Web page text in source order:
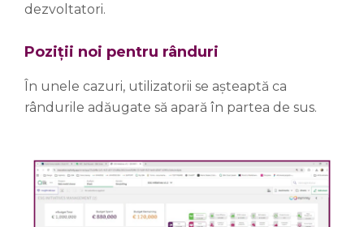
dezvoltatori.
Poziții noi pentru rânduri
În unele cazuri, utilizatorii se așteaptă ca
rândurile adăugate să apară în partea de sus.